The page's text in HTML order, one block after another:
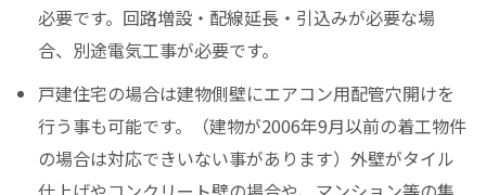
必要です。回路増設・配線延長・引込みが必要な場
合、別途電気工事が必要です。
戸建住宅の場合は建物側壁にエアコン用配管穴開けを
行う事も可能です。（建物が2006年9月以前の着工物件
の場合は対応できいない事があります）外壁がタイル